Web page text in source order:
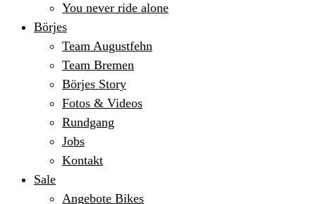
You never ride alone
Börjes
Team Augustfehn
Team Bremen
Börjes Story
Fotos & Videos
Rundgang
Jobs
Kontakt
Sale
Angebote Bikes